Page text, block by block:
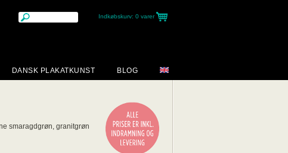
Indkøbskurv: 0 varer
DANSK PLAKATKUNST BLOG
smaragdgrøn, granitgrøn